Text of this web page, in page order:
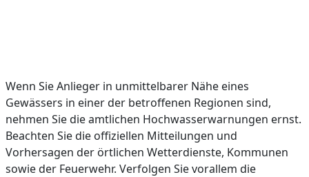
Wenn Sie Anlieger in unmittelbarer Nähe eines
Gewässers in einer der betroffenen Regionen sind,
nehmen Sie die amtlichen Hochwasserwarnungen ernst.
Beachten Sie die offiziellen Mitteilungen und
Vorhersagen der örtlichen Wetterdienste, Kommunen
sowie der Feuerwehr. Verfolgen Sie vorallem die